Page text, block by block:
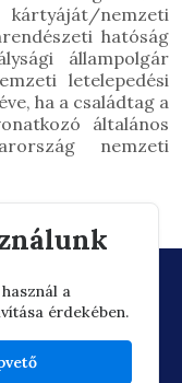
nemzeti
hatóság
állampolgár
letelepedési
ha a családtag a
általános
nemzeti
AJÁNLÁS
a
érdekében.